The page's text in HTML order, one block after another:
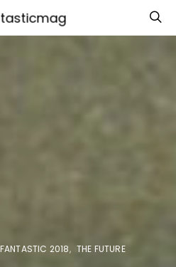
FANTASTIC 2018 THE FUTURE